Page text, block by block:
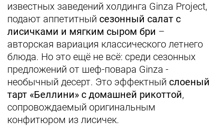
известных заведений холдинга Ginza Project,
подают аппетитный сезонный салат с
лисичками и мягким сыром бри –
авторская вариация классического летнего
блюда. Но это ещё не всё: среди сезонных
предложений от шеф-повара Ginza -
необычный десерт. Это эффектный слоеный
тарт «Беллини» с домашней рикоттой,
сопровождаемый оригинальным
конфитюром из лисичек.